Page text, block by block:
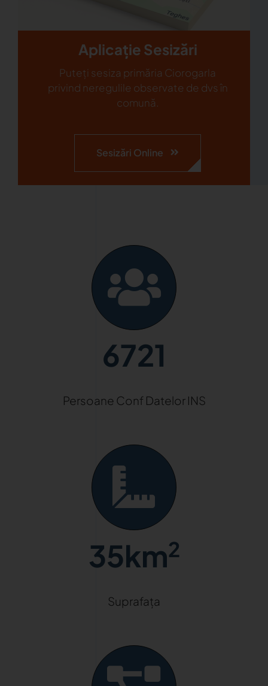
Aplicație Sesizări
Puteți sesiza primăria Ciorogarla
privind neregulile observate de dvs în
comună.
Sesizări Online
6721
Persoane Conf Datelor INS
35km2
Suprafața